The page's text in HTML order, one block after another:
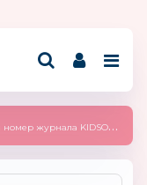
KIDSOBOZ 2025 (сентябрь)